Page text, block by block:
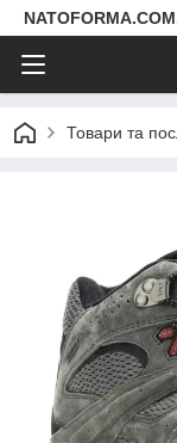
Товари та